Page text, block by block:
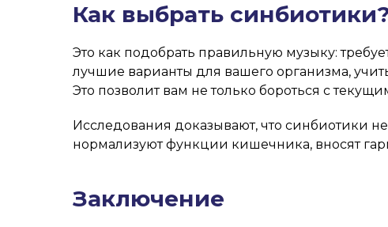
Как выбрать
Это как подобрать правильную музыку:
лучшие варианты для вашего организма,
Это позволит вам не только бороться с
Исследования доказывают, что синбиотики
нормализуют функции кишечника, вносят
Заключение